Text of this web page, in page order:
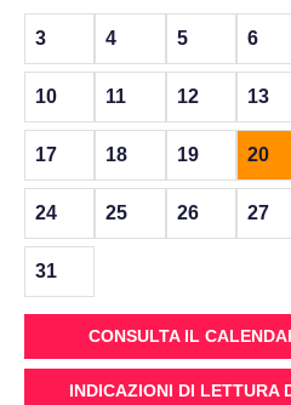
3 4 5 6
10 11 12 13
17 18 19 20
24 25 26 27
31
CONSULTA IL
INDICAZIONI DI LETTURA